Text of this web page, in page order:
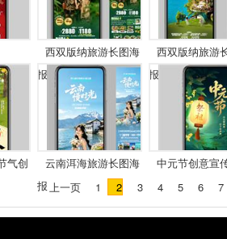
西双版纳旅游长图海
报
西双版纳旅游
报
气创
云南洱海旅游长图海
报
中元节创意宣
上一页
1 2 3 4 5 6 7